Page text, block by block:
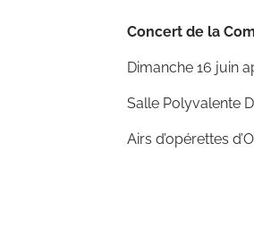
Concert de la
Dimanche 16 juin
Salle Polyvalente
Airs d’opérettes